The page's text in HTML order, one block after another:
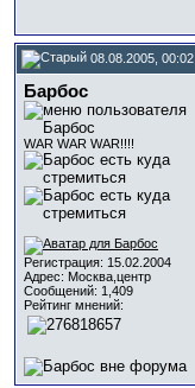
08.08.2005, 00:02
Барбос
WAR WAR WAR!!!!
Регистрация: 15.02.2004
Адрес: Москва,центр
Сообщений: 1,409
Рейтинг мнений: